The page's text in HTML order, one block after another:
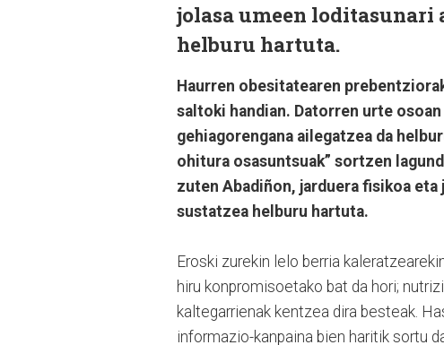
jolasa umeen loditasunari
helburu hartuta.
Haurren obesitatearen
saltoki handian. Datorren urte
gehiagorengana ailegatzea da
ohitura osasuntsuak” sortzen
zuten Abadiñon, jarduera fisikoa
sustatzea helburu hartuta.
Eroski zurekin lelo berria
hiru konpromisoetako bat da hori;
kaltegarrienak kentzea dira besteak.
informazio-kanpaina bien haritik sortu